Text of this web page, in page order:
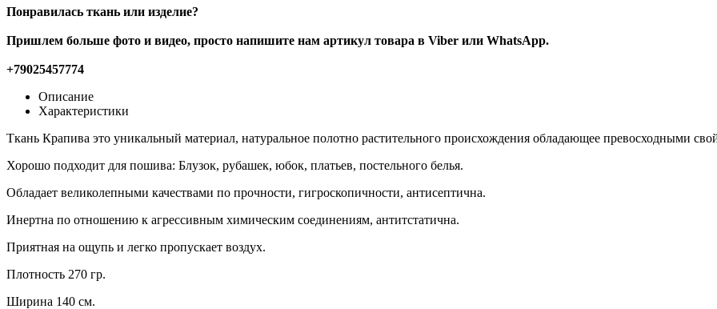
Понравилась ткань или изделие?
Пришлем больше фото и видео, просто напишите нам артикул товара в Viber или WhatsApp.
+79025457774
Описание
Характеристики
Ткань Крапива это уникальный материал, натуральное полотно растительного происхождения обладающее превосходными
Хорошо подходит для пошива: Блузок, рубашек, юбок, платьев, постельного белья.
Обладает великолепными качествами по прочности, гигроскопичности, антисептична.
Инертна по отношению к агрессивным химическим соединениям, антитстатична.
Приятная на ощупь и легко пропускает воздух.
Плотность 270 гр.
Ширина 140 см.